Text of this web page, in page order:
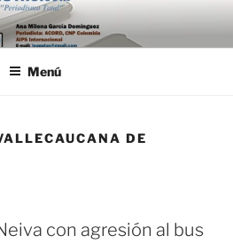
Menú
DE
con agresión al bus